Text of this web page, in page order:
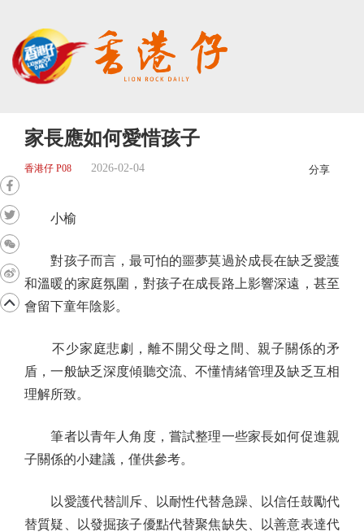
家長應如何愛惜孩子
香港仔 P08 2026-02-04 分享
小榆
對孩子而言，最可怕的噩夢莫過於成長在缺乏愛護
和溫暖的家庭氛圍，對孩子在成長路上影響深遠，甚至
會留下童年陰影。
不少家庭悲劇，離不開父母之間、親子關係的矛
盾，一般缺乏深度傾聽交流、不懂情緒管理及缺乏互相
理解所致。
筆者以青年人角度，嘗試整理一些家長如何促進親
子關係的小建議，僅供參考。
以愛護代替訓斥、以耐性代替急躁、以信任鼓勵代
替質疑、以發掘孩子優點代替聚焦缺失、以善意表達代